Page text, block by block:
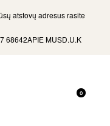
atstovų adresus rasite
68642APIE MUSD.U.K
0